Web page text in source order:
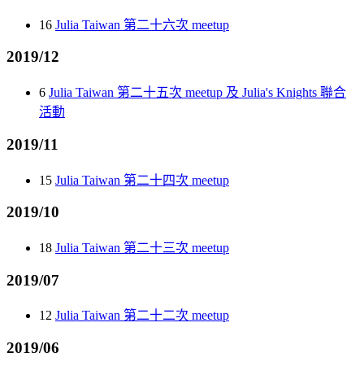
16 Julia Taiwan 第二十六次 meetup
2019/12
6 Julia Taiwan 第二十五次 meetup 及 Julia's Knights 聯合
活動
2019/11
15 Julia Taiwan 第二十四次 meetup
2019/10
18 Julia Taiwan 第二十三次 meetup
2019/07
12 Julia Taiwan 第二十二次 meetup
2019/06